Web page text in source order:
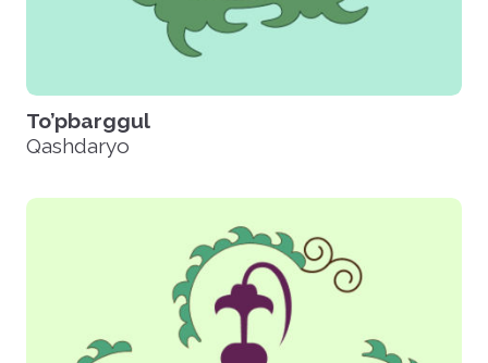
To’pbarggul
Qashdaryo